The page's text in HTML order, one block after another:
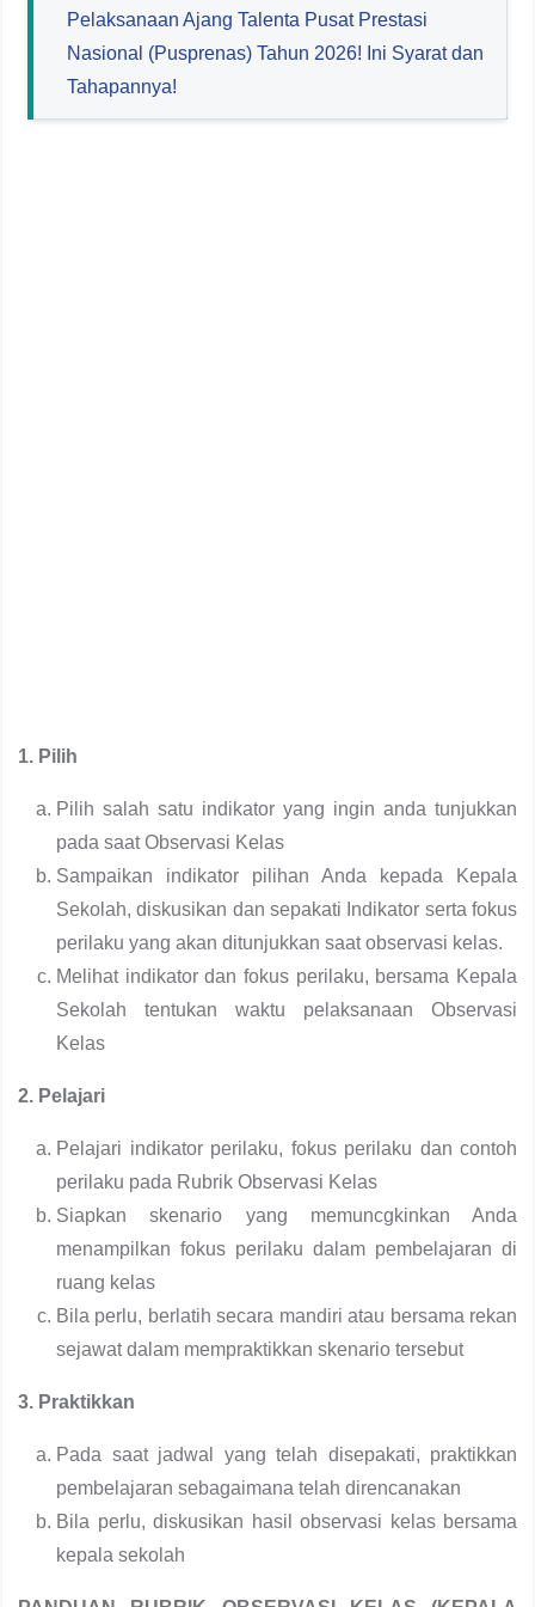
Pelaksanaan Ajang Talenta Pusat Prestasi
Nasional (Pusprenas) Tahun 2026! Ini Syarat dan
Tahapannya!
1. Pilih
Pilih salah satu indikator yang ingin anda tunjukkan
pada saat Observasi Kelas
Sampaikan indikator pilihan Anda kepada Kepala
Sekolah, diskusikan dan sepakati Indikator serta fokus
perilaku yang akan ditunjukkan saat observasi kelas.
Melihat indikator dan fokus perilaku, bersama Kepala
Sekolah tentukan waktu pelaksanaan Observasi
Kelas
2. Pelajari
Pelajari indikator perilaku, fokus perilaku dan contoh
perilaku pada Rubrik Observasi Kelas
Siapkan skenario yang memuncgkinkan Anda
menampilkan fokus perilaku dalam pembelajaran di
ruang kelas
Bila perlu, berlatih secara mandiri atau bersama rekan
sejawat dalam mempraktikkan skenario tersebut
3. Praktikkan
Pada saat jadwal yang telah disepakati, praktikkan
pembelajaran sebagaimana telah direncanakan
Bila perlu, diskusikan hasil observasi kelas bersama
kepala sekolah